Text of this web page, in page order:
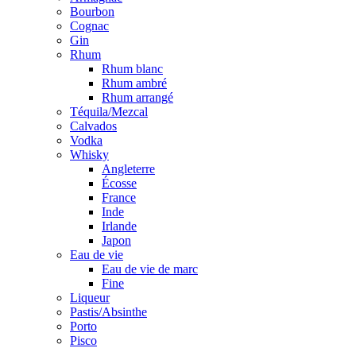
Bourbon
Cognac
Gin
Rhum
Rhum blanc
Rhum ambré
Rhum arrangé
Téquila/Mezcal
Calvados
Vodka
Whisky
Angleterre
Écosse
France
Inde
Irlande
Japon
Eau de vie
Eau de vie de marc
Fine
Liqueur
Pastis/Absinthe
Porto
Pisco